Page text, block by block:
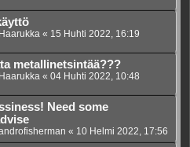
Haarukka « 15 Huhti 2022, 16:19
metallinetsintää???
Haarukka « 04 Huhti 2022, 10:48
Need some
« 10 Helmi 2022, 17:56